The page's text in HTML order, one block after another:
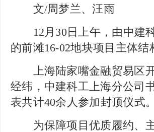
文/周梦兰、汪雨
12月30日上午，由中建
的前滩16-02地块项目主体结
上海陆家嘴金融贸易区开
经纬，中建科工上海分公司
表共计40余人参加封顶仪式。
为保障项目优质履约、主